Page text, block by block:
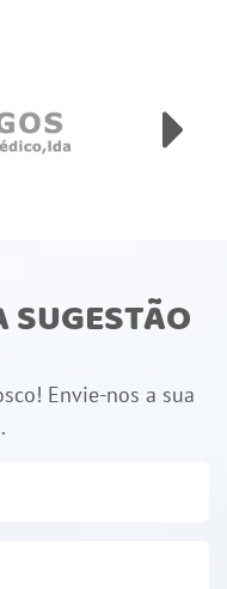
SUGESTÃO
Envie-nos a sua